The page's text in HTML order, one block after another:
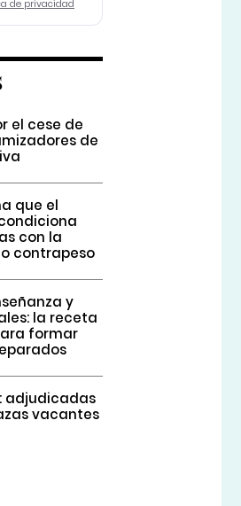
de privacidad
el cese de
de
que el
con la
contrapeso
y
la receta
formar
adjudicadas
vacantes